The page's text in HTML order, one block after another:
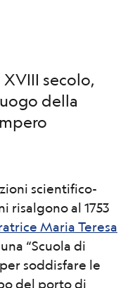
secolo,
della
scientifico-
risalgono al 1753
Maria Teresa
“Scuola di
soddisfare le
del porto di